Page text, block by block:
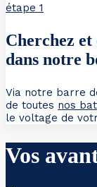
étape 1
Cherchez
dans notre
Via notre barre
de toutes nos
le voltage de
Vos